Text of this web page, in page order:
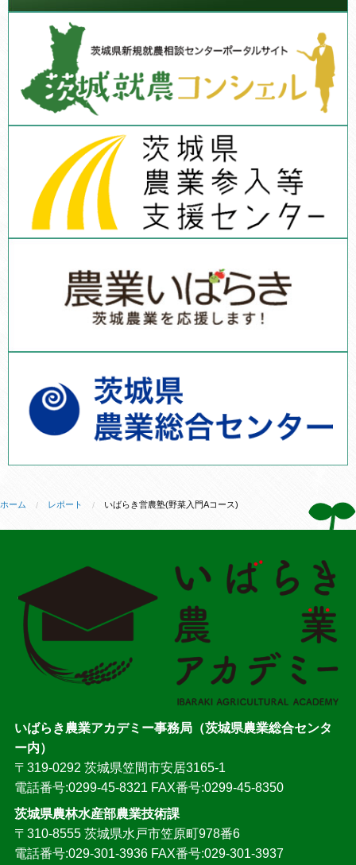
ホーム レポート いばらき営農塾(野菜入門Aコース)
いばらき農業アカデミー事務局（茨城県農業総合センタ
ー内）
〒319-0292 茨城県笠間市安居3165-1
電話番号:0299-45-8321 FAX番号:0299-45-8350
茨城県農林水産部農業技術課
〒310-8555 茨城県水戸市笠原町978番6
電話番号:029-301-3936 FAX番号:029-301-3937